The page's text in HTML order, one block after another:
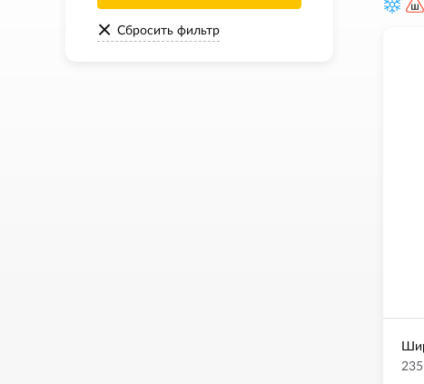
Сбросить фильтр